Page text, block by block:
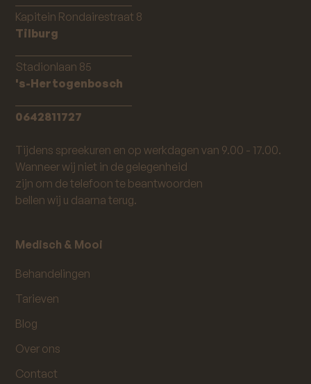
Kapitein Rondairestraat 8
Tilburg
Stadionlaan 85
's-Hertogenbosch
0642811727
Tijdens spreekuren en op werkdagen van 9.00 - 17.00.
Wanneer wij niet in de gelegenheid
zijn om de telefoon te beantwoorden
bellen wij u daarna terug.
Medisch & Mooi
Behandelingen
Tarieven
Blog
Over ons
Contact